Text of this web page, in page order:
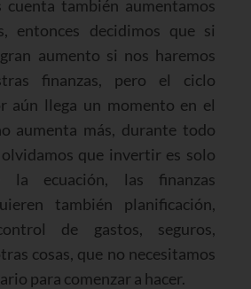
cuenta también aumentamos
entonces decidimos que si
aumento si nos haremos
finanzas, pero el ciclo
aún llega un momento en el
aumenta más, durante todo
que invertir es solo
ecuación, las finanzas
también planificación,
de gastos, seguros,
cosas, que no necesitamos
para comenzar a hacer.